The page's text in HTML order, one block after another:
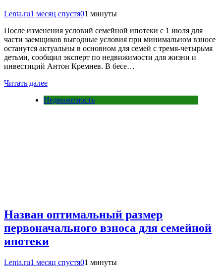
Lenta.ru1 месяц спустя01 минуты
После изменения условий семейной ипотеки с 1 июля для
части заемщиков выгодные условия при минимальном взносе
останутся актуальны в основном для семей с тремя-четырьмя
детьми, сообщил эксперт по недвижимости для жизни и
инвестиций Антон Кремнев. В бесе…
Читать далее
Недвижимость
Назван оптимальный размер
первоначального взноса для семейной
ипотеки
Lenta.ru1 месяц спустя01 минуты